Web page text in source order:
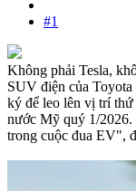
#1
Không phải Tesla,
SUV điện của
ký để leo lên vị trí thứ
nước Mỹ quý 1/
trong cuộc đua EV",